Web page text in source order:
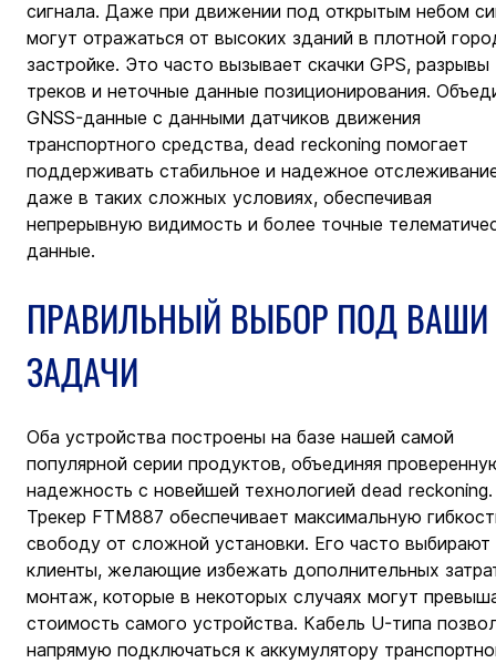
сигнала. Даже при движении под открытым небом
могут отражаться от высоких зданий в плотной
застройке. Это часто вызывает скачки GPS, разрывы
треков и неточные данные позиционирования.
GNSS-данные с данными датчиков движения
транспортного средства, dead reckoning помогает
поддерживать стабильное и надежное
даже в таких сложных условиях, обеспечивая
непрерывную видимость и более точные
данные.
ПРАВИЛЬНЫЙ ВЫБОР ПОД ВАШИ
ЗАДАЧИ
Оба устройства построены на базе нашей самой
популярной серии продуктов, объединяя
надежность с новейшей технологией dead
Трекер FTM887 обеспечивает максимальную
свободу от сложной установки. Его часто выбирают
клиенты, желающие избежать дополнительных
монтаж, которые в некоторых случаях могут
стоимость самого устройства. Кабель U-типа
напрямую подключаться к аккумулятору